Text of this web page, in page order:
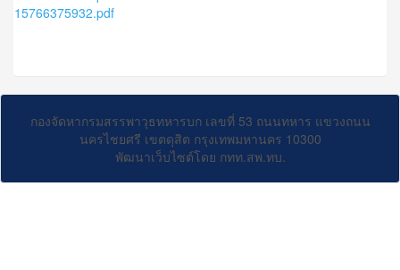
15766375932.pdf
กองจัดหากรมสรรพาวุธทหารบก เลขที่ 53 ถนนทหาร แขวงถนน
นครไชยศรี เขตดุสิต กรุงเทพมหานคร 10300
พัฒนาเว็บไซต์โดย กทท.สพ.ทบ.